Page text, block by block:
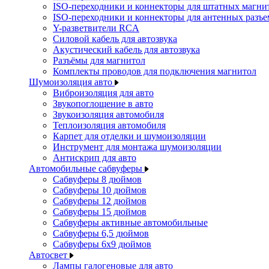
ISO-переходники и коннекторы для штатных
ISO-переходники и коннекторы для антенных
Y-разветвители RCA
Силовой кабель для автозвука
Акустический кабель для автозвука
Разъёмы для магнитол
Комплекты проводов для подключения магнитол
Шумоизоляция авто
Виброизоляция для авто
Звукопоглощение в авто
Звукоизоляция автомобиля
Теплоизоляция автомобиля
Карпет для отделки и шумоизоляции
Инструмент для монтажа шумоизоляции
Антискрип для авто
Автомобильные сабвуферы
Сабвуферы 8 дюймов
Сабвуферы 10 дюймов
Сабвуферы 12 дюймов
Сабвуферы 15 дюймов
Сабвуферы активные автомобильные
Сабвуферы 6,5 дюймов
Сабвуферы 6x9 дюймов
Автосвет
Лампы галогеновые для авто